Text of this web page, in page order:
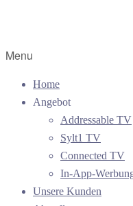
Menu
Home
Angebot
Addressable TV
Sylt1 TV
Connected TV
In-App-
Unsere Kunden